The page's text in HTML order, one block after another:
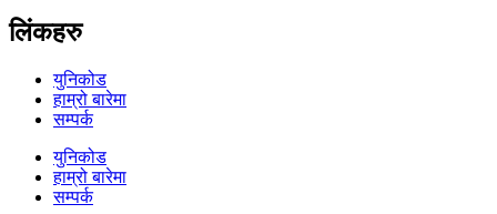
लिंकहरु
युनिकोड
हाम्रो बारेमा
सम्पर्क
युनिकोड
हाम्रो बारेमा
सम्पर्क